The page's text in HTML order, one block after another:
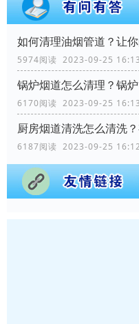
如何清理油烟管道？让
5974阅读 2023-09-25
锅炉烟道怎么清理？锅
6170阅读 2023-09-25
厨房烟道清洗怎么清洗
6187阅读 2023-09-25